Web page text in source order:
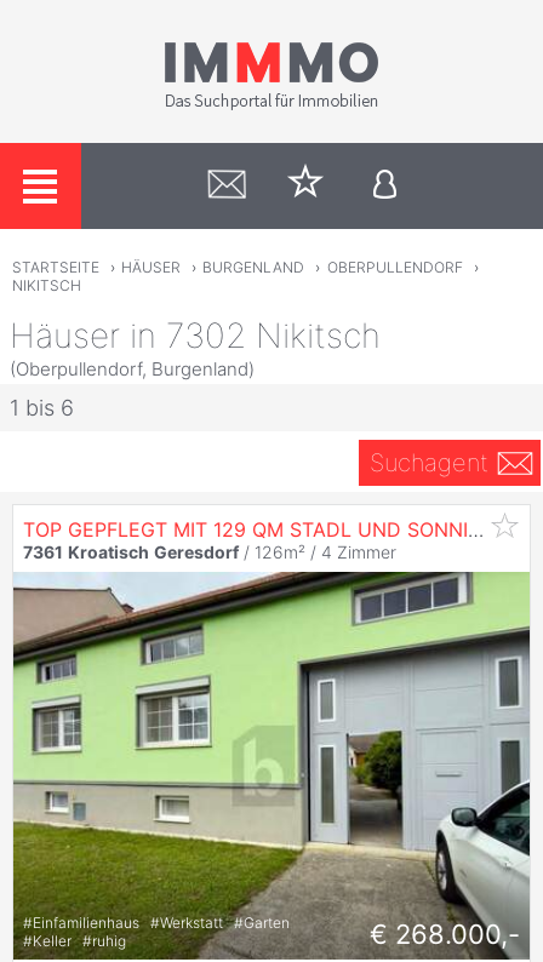
STARTSEITE › HÄUSER › BURGENLAND › OBERPULLENDORF
›
NIKITSCH
Häuser in 7302 Nikitsch
(Oberpullendorf, Burgenland)
1 bis 6
Suchagent
TOP GEPFLEGT MIT 129 QM STADL UND SONNIGEM XXL GARTEN MIT 2 ZUFAHRTEN
7361 Kroatisch Geresdorf / 126m² / 4 Zimmer
#Einfamilienhaus #Werkstatt #Garten
#Keller #ruhig € 268.000,-